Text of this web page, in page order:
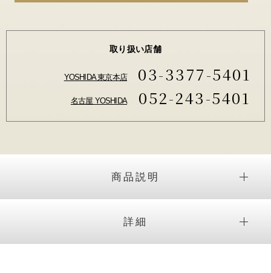
取り扱い店舗
YOSHIDA 東京本店 03-3377-5401
名古屋 YOSHIDA 052-243-5401
商品説明
詳細